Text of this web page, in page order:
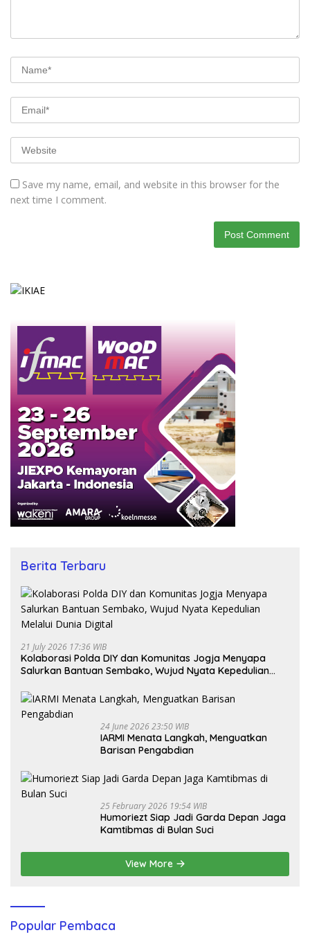
Save my name, email, and website in this browser for the
next time I comment.
Berita Terbaru
21 July 2026 17:36 WIB
Kolaborasi Polda DIY dan Komunitas Jogja Menyapa
Salurkan Bantuan Sembako, Wujud Nyata Kepedulian
24 June 2026 23:50 WIB
IARMI Menata Langkah, Menguatkan
Barisan Pengabdian
25 February 2026 19:54 WIB
Humoriezt Siap Jadi Garda Depan Jaga
Kamtibmas di Bulan Suci
View More
Popular Pembaca